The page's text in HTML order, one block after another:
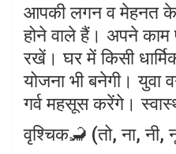
आपकी लगन व मेहनत के
होने वाले हैं। अपने काम
रखें। घर में किसी
योजना भी बनेगी। युवा
गर्व महसूस करेंगे।
वृश्चिक🦂 (तो, ना, नी,